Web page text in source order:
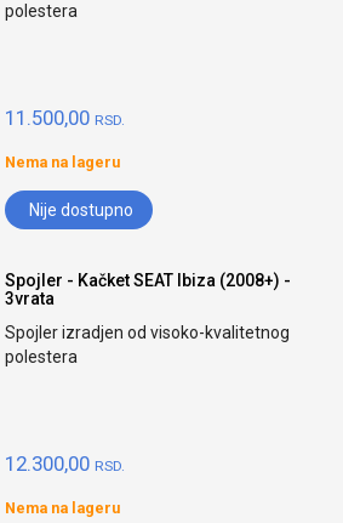
polestera
11.500,00 RSD.
Nema na lageru
Nije dostupno
Spojler - Kačket SEAT Ibiza (2008+) -
3vrata
Spojler izradjen od visoko-kvalitetnog
polestera
12.300,00 RSD.
Nema na lageru